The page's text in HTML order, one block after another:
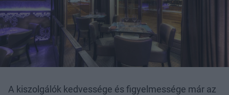
A kiszolgálók kedvessége és figyelmessége már az